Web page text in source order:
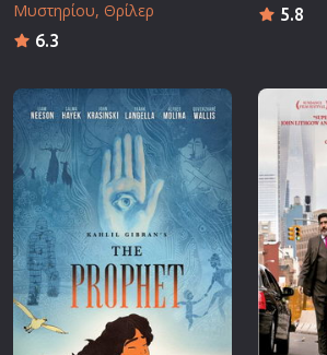
Μυστηρίου Θρίλερ
6.3
5.8